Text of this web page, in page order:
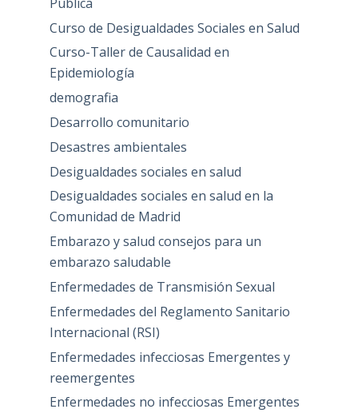
Curso de Desigualdades Sociales en Salud
Curso-Taller de Causalidad en
Epidemiología
demografia
Desarrollo comunitario
Desastres ambientales
Desigualdades sociales en salud
Desigualdades sociales en salud en la
Comunidad de Madrid
Embarazo y salud consejos para un
embarazo saludable
Enfermedades de Transmisión Sexual
Enfermedades del Reglamento Sanitario
Internacional (RSI)
Enfermedades infecciosas Emergentes y
reemergentes
Enfermedades no infecciosas Emergentes